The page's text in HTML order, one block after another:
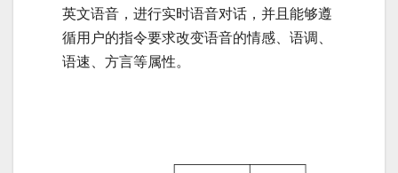
英文语音，进行实时语音对话，并且能够遵
循用户的指令要求改变语音的情感、语调、
语速、方言等属性。